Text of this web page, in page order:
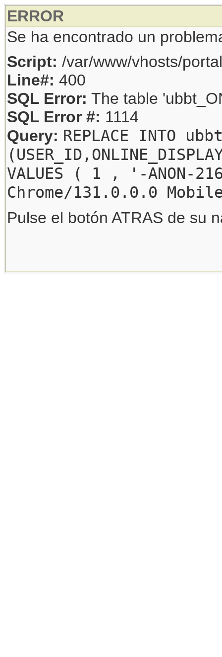
ERROR
Se ha encontrado un
Script: /var/www/vhosts/
Line#: 400
SQL Error: The table
SQL Error #: 1114
Query: REPLACE INTO
VALUES ( 1 , '-
Chrome/131.0.0.0
Pulse el botón ATRAS de su